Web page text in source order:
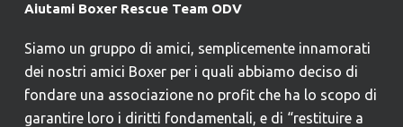
Aiutami Boxer Rescue Team ODV
Siamo un gruppo di amici, semplicemente innamorati
dei nostri amici Boxer per i quali abbiamo deciso di
fondare una associazione no profit che ha lo scopo di
garantire loro i diritti fondamentali, e di “restituire a